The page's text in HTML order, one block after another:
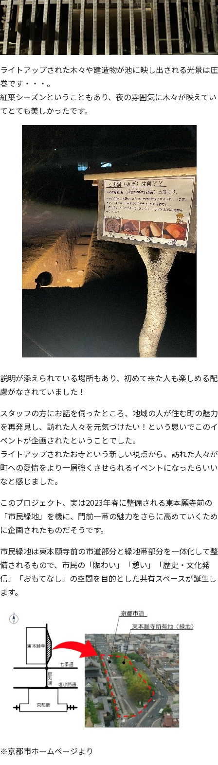
ライトアップされた木々や建造物が池に映し出される光景は圧
巻です・・・。
紅葉シーズンということもあり、夜の雰囲気に木々が映えてい
てとても美しかったです。
説明が添えられている場所もあり、初めて来た人も楽しめる配
慮がなされていました！
スタッフの方にお話を伺ったところ、地域の人が住む町の魅力
を再発見し、訪れた人々を元気づけたい！という思いでこのイ
ベントが企画されたということでした。
ライトアップされたお寺という新しい視点から、訪れた人々が
町への愛情をより一層強くさせられるイベントになったらいい
なと感じました。
このプロジェクト、実は2023年春に整備される東本願寺前の
「市民緑地」を機に、門前一帯の魅力をさらに高めていくため
に企画されたものだそうです。
市民緑地は東本願寺前の市道部分と緑地帯部分を一体化して整
備されるもので、市民の「賑わい」「憩い」「歴史・文化発
信」「おもてなし」の空間を目的とした共有スペースが誕生し
ます。
※京都市ホームページより